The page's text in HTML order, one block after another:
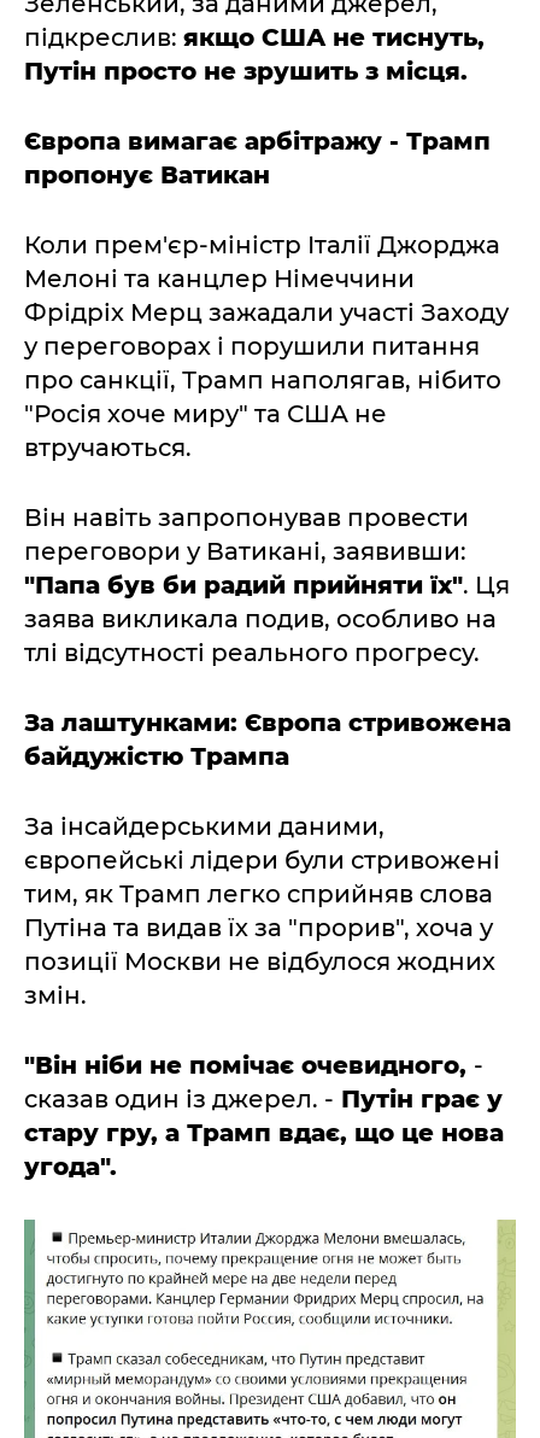
підкреслив: якщо США не тиснуть,
Путін просто не зрушить з місця.
Європа вимагає арбітражу - Трамп
пропонує Ватикан
Коли прем'єр-міністр Італії Джорджа
Мелоні та канцлер Німеччини
Фрідріх Мерц зажадали участі Заходу
у переговорах і порушили питання
про санкції, Трамп наполягав, нібито
"Росія хоче миру" та США не
втручаються.
Він навіть запропонував провести
переговори у Ватикані, заявивши:
"Папа був би радий прийняти їх". Ця
заява викликала подив, особливо на
тлі відсутності реального прогресу.
За лаштунками: Європа стривожена
байдужістю Трампа
За інсайдерськими даними,
європейські лідери були стривожені
тим, як Трамп легко сприйняв слова
Путіна та видав їх за "прорив", хоча у
позиції Москви не відбулося жодних
змін.
"Він ніби не помічає очевидного, -
сказав один із джерел. - Путін грає у
стару гру, а Трамп вдає, що це нова
угода".